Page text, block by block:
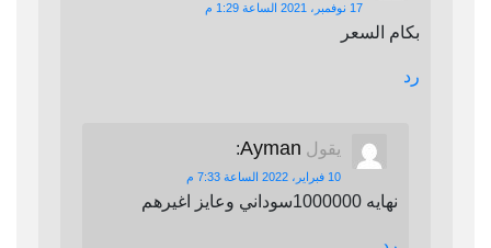
17 نوفمبر، 2021 الساعة 1:29 م
بكام السعر
رد
يقول Ayman
:
10 فبراير، 2022 الساعة 7:33 م
نهايه 1000000سوداني وعايز اغيرهم